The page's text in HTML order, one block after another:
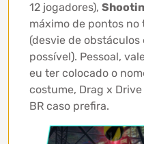
12 jogadores),
máximo de pontos no
(desvie de
possível). Pessoal,
eu ter colocado o
costume, Drag x
BR caso prefira.